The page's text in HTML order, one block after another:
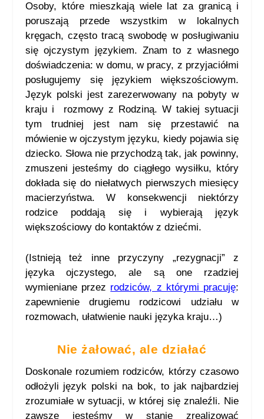
Osoby, które mieszkają wiele lat za granicą i
poruszają przede wszystkim w lokalnych
kręgach, często tracą swobodę w posługiwaniu
się ojczystym językiem. Znam to z własnego
doświadczenia: w domu, w pracy, z przyjaciółmi
posługujemy się językiem większościowym.
Język polski jest zarezerwowany na pobyty w
kraju i rozmowy z Rodziną. W takiej sytuacji
tym trudniej jest nam się przestawić na
mówienie w ojczystym języku, kiedy pojawia się
dziecko. Słowa nie przychodzą tak, jak powinny,
zmuszeni jesteśmy do ciągłego wysiłku, który
dokłada się do niełatwych pierwszych miesięcy
macierzyństwa. W konsekwencji niektórzy
rodzice poddają się i wybierają język
większościowy do kontaktów z dziećmi.
(Istnieją też inne przyczyny „rezygnacji” z
języka ojczystego, ale są one rzadziej
wymieniane przez rodziców, z którymi pracuję:
zapewnienie drugiemu rodzicowi udziału w
rozmowach, ułatwienie nauki języka kraju…)
Nie żałować, ale działać
Doskonale rozumiem rodziców, którzy czasowo
odłożyli język polski na bok, to jak najbardziej
zrozumiałe w sytuacji, w której się znaleźli. Nie
zawsze jesteśmy w stanie zrealizować